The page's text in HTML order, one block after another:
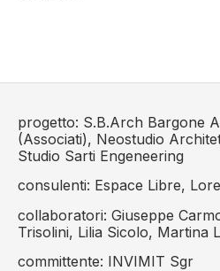
progetto: S.B.Arch Bargone
(Associati), Neostudio
Studio Sarti Engeneering
consulenti: Espace Libre,
collaboratori: Giuseppe
Trisolini, Lilia Sicolo, Martina
committente: INVIMIT Sgr